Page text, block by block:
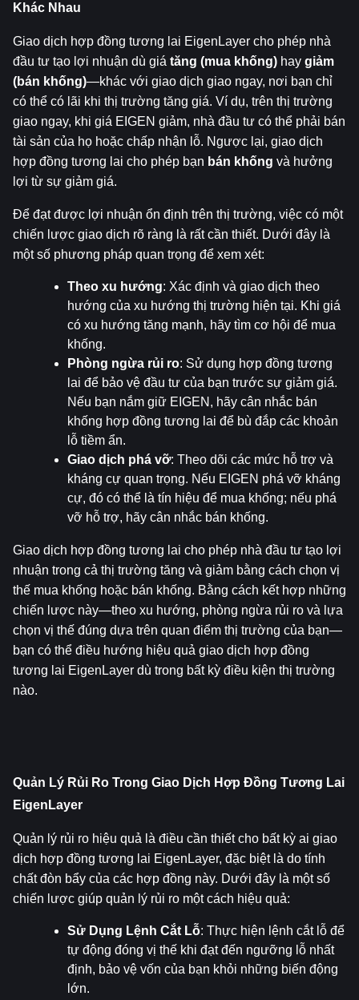
Khác Nhau
Giao dịch hợp đồng tương lai EigenLayer cho phép nhà
đầu tư tạo lợi nhuận dù giá tăng (mua khống) hay giảm
(bán khống)—khác với giao dịch giao ngay, nơi bạn chỉ
có thể có lãi khi thị trường tăng giá. Ví dụ, trên thị trường
giao ngay, khi giá EIGEN giảm, nhà đầu tư có thể phải bán
tài sản của họ hoặc chấp nhận lỗ. Ngược lại, giao dịch
hợp đồng tương lai cho phép bạn bán khống và hưởng
lợi từ sự giảm giá.
Để đạt được lợi nhuận ổn định trên thị trường, việc có một
chiến lược giao dịch rõ ràng là rất cần thiết. Dưới đây là
một số phương pháp quan trọng để xem xét:
Theo xu hướng: Xác định và giao dịch theo
hướng của xu hướng thị trường hiện tại. Khi giá
có xu hướng tăng mạnh, hãy tìm cơ hội để mua
khống.
Phòng ngừa rủi ro: Sử dụng hợp đồng tương
lai để bảo vệ đầu tư của bạn trước sự giảm giá.
Nếu bạn nắm giữ EIGEN, hãy cân nhắc bán
khống hợp đồng tương lai để bù đắp các khoản
lỗ tiềm ẩn.
Giao dịch phá vỡ: Theo dõi các mức hỗ trợ và
kháng cự quan trọng. Nếu EIGEN phá vỡ kháng
cự, đó có thể là tín hiệu để mua khống; nếu phá
vỡ hỗ trợ, hãy cân nhắc bán khống.
Giao dịch hợp đồng tương lai cho phép nhà đầu tư tạo lợi
nhuận trong cả thị trường tăng và giảm bằng cách chọn vị
thế mua khống hoặc bán khống. Bằng cách kết hợp những
chiến lược này—theo xu hướng, phòng ngừa rủi ro và lựa
chọn vị thế đúng dựa trên quan điểm thị trường của bạn—
bạn có thể điều hướng hiệu quả giao dịch hợp đồng
tương lai EigenLayer dù trong bất kỳ điều kiện thị trường
nào.
Quản Lý Rủi Ro Trong Giao Dịch Hợp Đồng Tương Lai
EigenLayer
Quản lý rủi ro hiệu quả là điều cần thiết cho bất kỳ ai giao
dịch hợp đồng tương lai EigenLayer, đặc biệt là do tính
chất đòn bẩy của các hợp đồng này. Dưới đây là một số
chiến lược giúp quản lý rủi ro một cách hiệu quả:
Sử Dụng Lệnh Cắt Lỗ: Thực hiện lệnh cắt lỗ để
tự động đóng vị thế khi đạt đến ngưỡng lỗ nhất
định, bảo vệ vốn của bạn khỏi những biến động
lớn.